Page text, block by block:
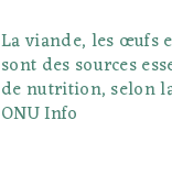
La viande, les œufs
sont des sources
de nutrition, selon
ONU Info